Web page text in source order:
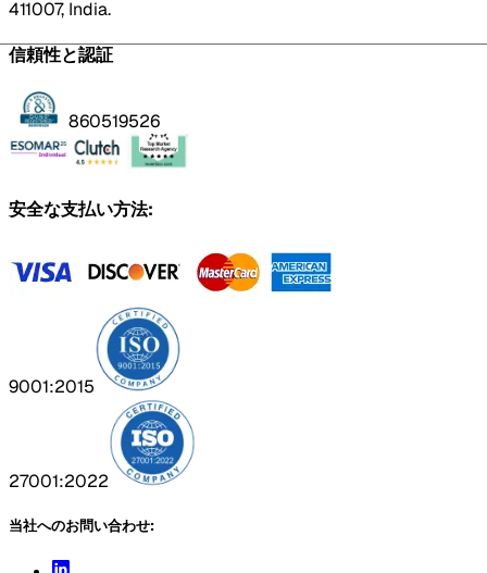
411007, India.
信頼性と認証
860519526
安全な支払い方法:
9001:2015
27001:2022
当社へのお問い合わせ: